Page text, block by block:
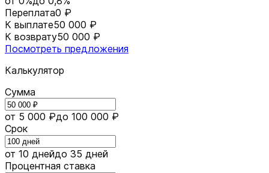
Переплата0 ₽
К выплате50 000 ₽
К возврату50 000 ₽
Посмотреть предложения
Калькулятор
Сумма
от 5 000 ₽до 100 000 ₽
Срок
от 10 днейдо 35 дней
Процентная ставка